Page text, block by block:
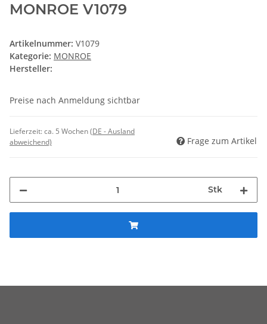
MONROE V1079
Artikelnummer: V1079
Kategorie: MONROE
Hersteller:
Preise nach Anmeldung sichtbar
Lieferzeit:ca. 5 Wochen(DE - Ausland
abweichend)
Frage zum Artikel
Stk